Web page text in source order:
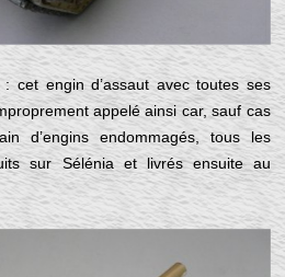
cet engin d’assaut avec toutes ses
appelé ainsi car, sauf cas
d’engins endommagés, tous les
sur Sélénia et livrés ensuite au